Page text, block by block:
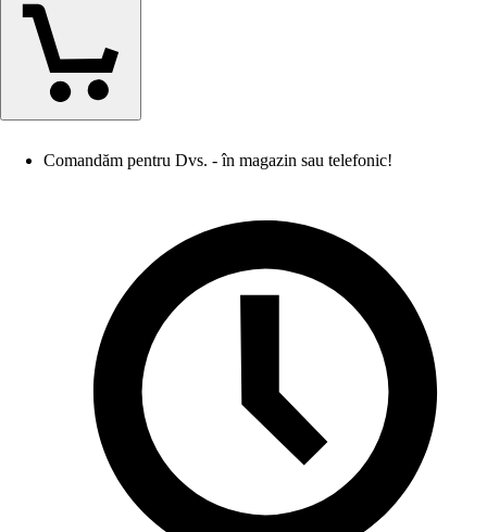
Comandăm pentru Dvs. - în magazin sau telefonic!